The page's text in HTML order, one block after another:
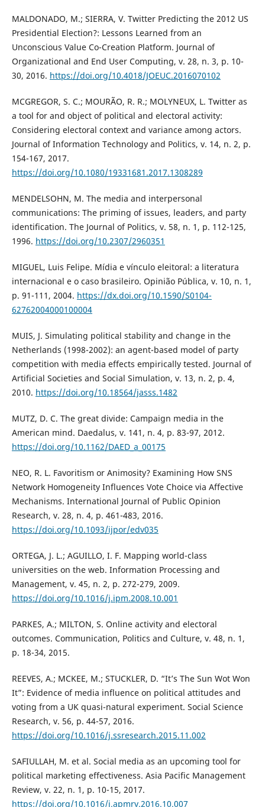
MALDONADO, M.; SIERRA, V. Twitter Predicting the 2012 US
Presidential Election?: Lessons Learned from an
Unconscious Value Co-Creation Platform. Journal of
Organizational and End User Computing, v. 28, n. 3, p. 10-
30, 2016. https://doi.org/10.4018/JOEUC.2016070102
MCGREGOR, S. C.; MOURÃO, R. R.; MOLYNEUX, L. Twitter as
a tool for and object of political and electoral activity:
Considering electoral context and variance among actors.
Journal of Information Technology and Politics, v. 14, n. 2, p.
154-167, 2017.
https://doi.org/10.1080/19331681.2017.1308289
MENDELSOHN, M. The media and interpersonal
communications: The priming of issues, leaders, and party
identification. The Journal of Politics, v. 58, n. 1, p. 112-125,
1996. https://doi.org/10.2307/2960351
MIGUEL, Luis Felipe. Mídia e vínculo eleitoral: a literatura
internacional e o caso brasileiro. Opinião Pública, v. 10, n. 1,
p. 91-111, 2004. https://dx.doi.org/10.1590/S0104-
62762004000100004
MUIS, J. Simulating political stability and change in the
Netherlands (1998-2002): an agent-based model of party
competition with media effects empirically tested. Journal of
Artificial Societies and Social Simulation, v. 13, n. 2, p. 4,
2010. https://doi.org/10.18564/jasss.1482
MUTZ, D. C. The great divide: Campaign media in the
American mind. Daedalus, v. 141, n. 4, p. 83-97, 2012.
https://doi.org/10.1162/DAED_a_00175
NEO, R. L. Favoritism or Animosity? Examining How SNS
Network Homogeneity Influences Vote Choice via Affective
Mechanisms. International Journal of Public Opinion
Research, v. 28, n. 4, p. 461-483, 2016.
https://doi.org/10.1093/ijpor/edv035
ORTEGA, J. L.; AGUILLO, I. F. Mapping world-class
universities on the web. Information Processing and
Management, v. 45, n. 2, p. 272-279, 2009.
https://doi.org/10.1016/j.ipm.2008.10.001
PARKES, A.; MILTON, S. Online activity and electoral
outcomes. Communication, Politics and Culture, v. 48, n. 1,
p. 18-34, 2015.
REEVES, A.; MCKEE, M.; STUCKLER, D. “It’s The Sun Wot Won
It”: Evidence of media influence on political attitudes and
voting from a UK quasi-natural experiment. Social Science
Research, v. 56, p. 44-57, 2016.
https://doi.org/10.1016/j.ssresearch.2015.11.002
SAFIULLAH, M. et al. Social media as an upcoming tool for
political marketing effectiveness. Asia Pacific Management
Review, v. 22, n. 1, p. 10-15, 2017.
https://doi.org/10.1016/j.apmrv.2016.10.007